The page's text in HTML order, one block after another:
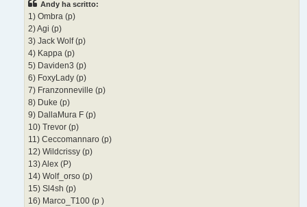
Andy ha scritto:
1) Ombra (p)
2) Agi (p)
3) Jack Wolf (p)
4) Kappa (p)
5) Daviden3 (p)
6) FoxyLady (p)
7) Franzonneville (p)
8) Duke (p)
9) DallaMura F (p)
10) Trevor (p)
11) Ceccomannaro (p)
12) Wildcrissy (p)
13) Alex (P)
14) Wolf_orso (p)
15) Sl4sh (p)
16) Marco_T100 (p )